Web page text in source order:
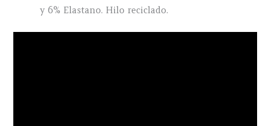
y 6% Elastano. Hilo reciclado.